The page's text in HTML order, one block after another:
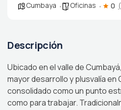
Cumbaya Oficinas 0
Descripción
Ubicado en el valle de
mayor desarrollo y plusvalía
consolidado como un punto
como para trabajar.